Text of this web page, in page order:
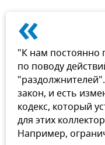
«
"К нам постоянно
по поводу
закон, и есть
кодекс, который
для этих
Например,